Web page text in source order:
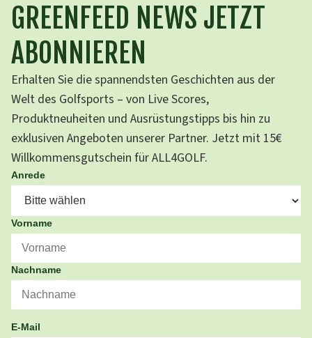
GREENFEED NEWS JETZT
ABONNIEREN
Erhalten Sie die spannendsten Geschichten aus der
Welt des Golfsports – von Live Scores,
Produktneuheiten und Ausrüstungstipps bis hin zu
exklusiven Angeboten unserer Partner. Jetzt mit 15€
Willkommensgutschein für ALL4GOLF.
Anrede
Vorname
Nachname
E-Mail